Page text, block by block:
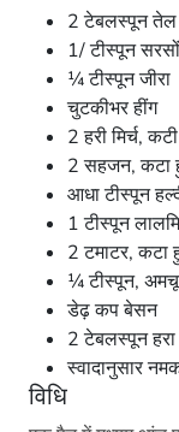
2 टेबलस्पून तेल
1/ टीस्पून सरसों
¼ टीस्पून जीरा
चुटकीभर हींग
2 हरी मिर्च,
2 सहजन, कटा
आधा टीस्पून
1 टीस्पून
2 टमाटर, कटा
¼ टीस्पून,
डेढ़ कप बेसन
2 टेबलस्पून
स्वादानुसार
विधि